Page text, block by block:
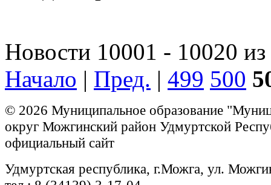
Новости 10001 - 10020
Начало | Пред. | 499 500
© 2026 Муниципальное образование
округ Можгинский район Удмуртской
официальный сайт
Удмуртская республика, г.Можга, ул.